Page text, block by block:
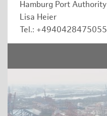
Hamburg Port Authority
Lisa Heier
Tel.: +4940428475055